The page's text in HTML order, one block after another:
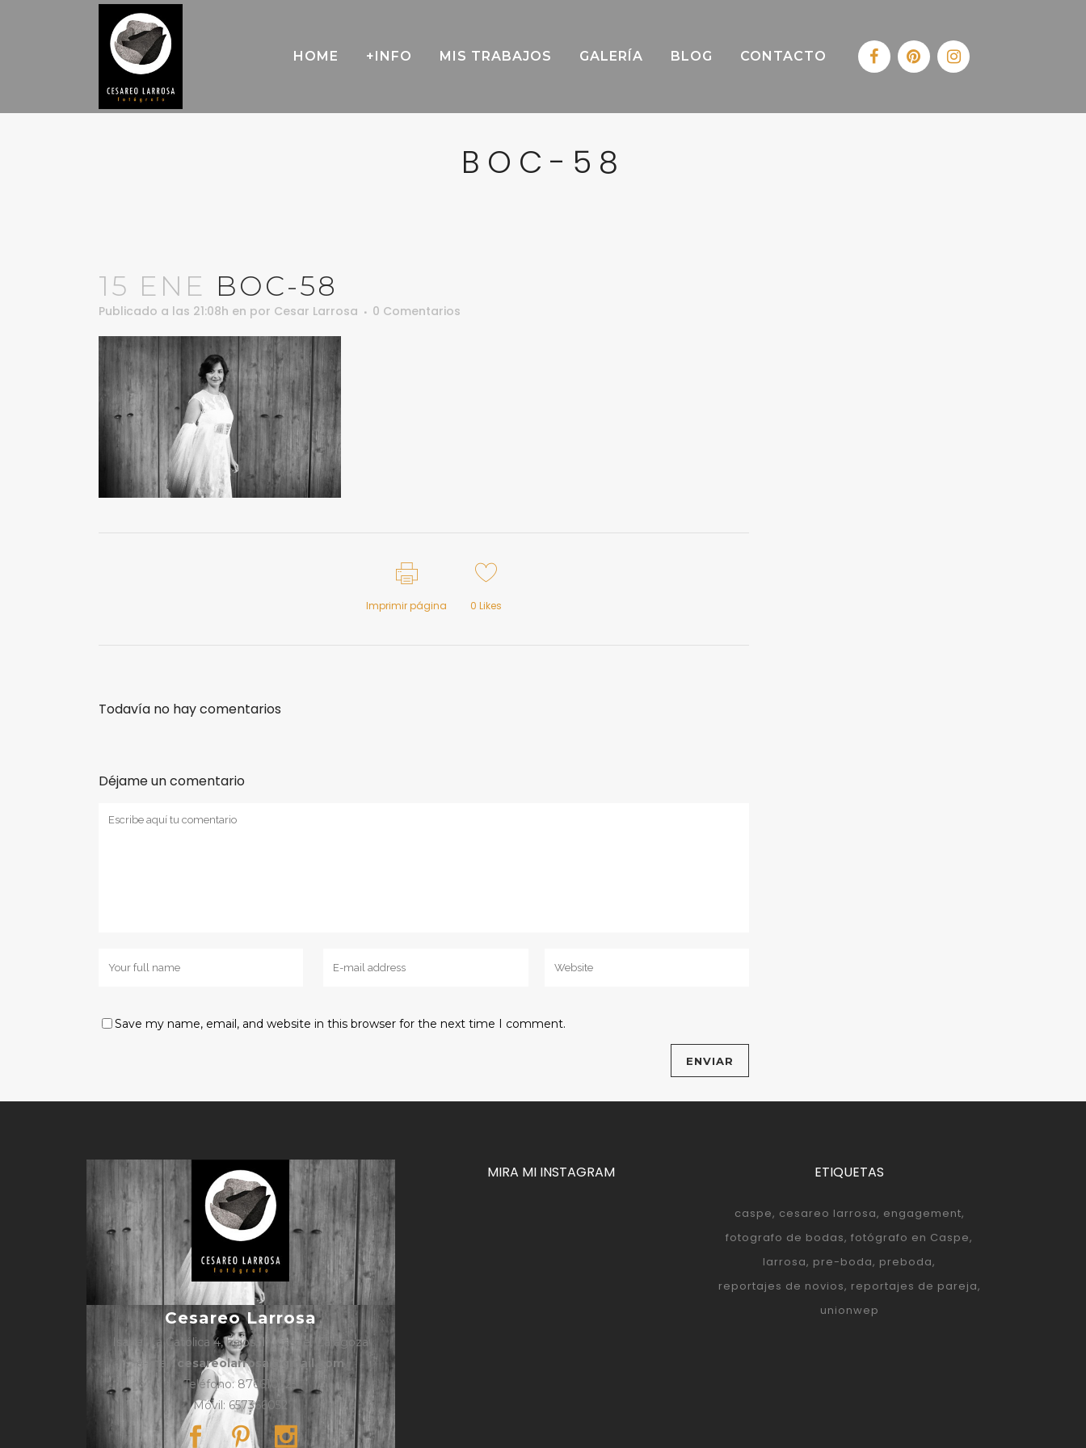
HOME +INFO MIS TRABAJOS GALERÍA BLOG CONTACTO
BOC-58
15 ENE BOC-58
Publicado a las 21:08h en por Cesar Larrosa 0 Comentarios
Imprimir página 0 Likes
Todavía no hay comentarios
Déjame un comentario
Save my name, email, and website in this browser for the next time I comment.
Cesareo Larrosa
Isabel La Católica 4, bajos, 1º, Caspe, Zaragoza
e-mail: cesareolarrosa@gmail.com
Teléfono: 876610325
Móvil: 657366052
MIRA MI INSTAGRAM ETIQUETAS
caspe cesareo larrosa engagement
fotografo de bodas fotógrafo en Caspe
larrosa pre-boda preboda
reportajes de novios reportajes de pareja
unionwep